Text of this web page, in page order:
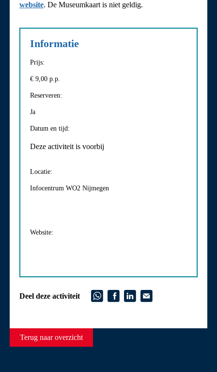
website. De Museumkaart is niet geldig.
Informatie
Prijs:
€ 9,00 p.p.
Reserveren:
Ja
Datum en tijd:
Deze activiteit is voorbij
Locatie:
Infocentrum WO2 Nijmegen
Website:
Deel deze activiteit
Terug naar overzicht